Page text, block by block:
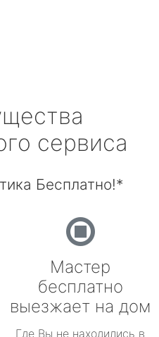
сервиса
Бесплатно!*
Мастер
бесплатно
выезжает на дом
Где Вы не находились в